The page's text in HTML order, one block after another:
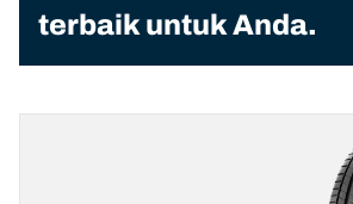
terbaik untuk Anda.